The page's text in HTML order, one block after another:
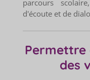
parcours
d'écoute et de
Permettre
des